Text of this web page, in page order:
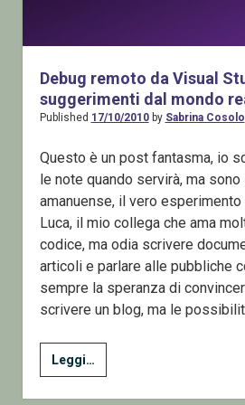
Debug remoto da Visual
suggerimenti dal mondo
Published 17/10/2010by Sabrina Cosolo
Questo è un post fantasma, io
le note quando servirà, ma sono
amanuense, il vero
Luca, il mio collega che ama
codice, ma odia scrivere
articoli e parlare alle pubbliche
sempre la speranza di
scrivere un blog, ma le
Leggi…
remoto
da